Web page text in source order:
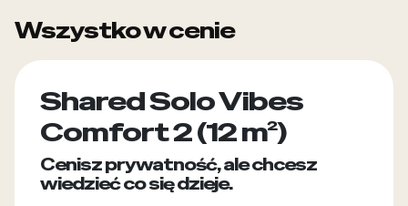
Wszystko w cenie
Shared Solo Vibes
Comfort 2 (12 m²)
Cenisz prywatność, ale chcesz
wiedzieć co się dzieje.